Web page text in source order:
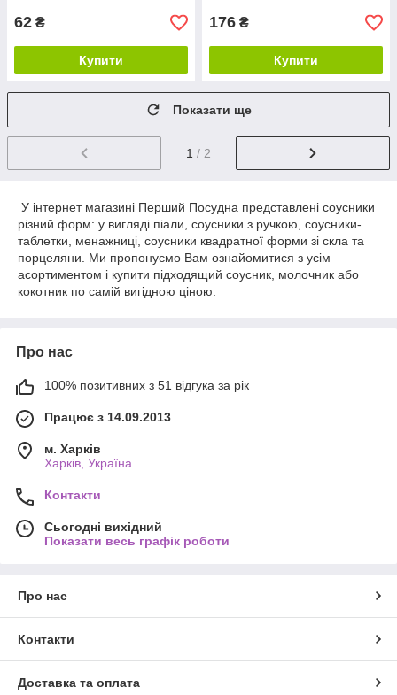
62 ₴
Купити
176 ₴
Купити
Показати ще
1 / 2
У інтернет магазині Перший Посудна представлені соусники
різний форм: у вигляді піали, соусники з ручкою, соусники-
таблетки, менажниці, соусники квадратної форми зі скла та
порцеляни. Ми пропонуємо Вам ознайомитися з усім
асортиментом і купити підходящий соусник, молочник або
кокотник по самій вигідною ціною.
Про нас
100% позитивних з 51 відгука за рік
Працює з 14.09.2013
м. Харків
Харків, Україна
Контакти
Сьогодні вихідний
Показати весь графік роботи
Про нас
Контакти
Доставка та оплата